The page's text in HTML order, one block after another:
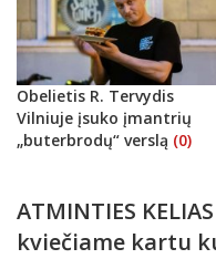
Obelietis R. Tervydis
Vilniuje įsuko įmantrių
„buterbrodų“ verslą (0)
ATMINTIES
kviečiame kartu